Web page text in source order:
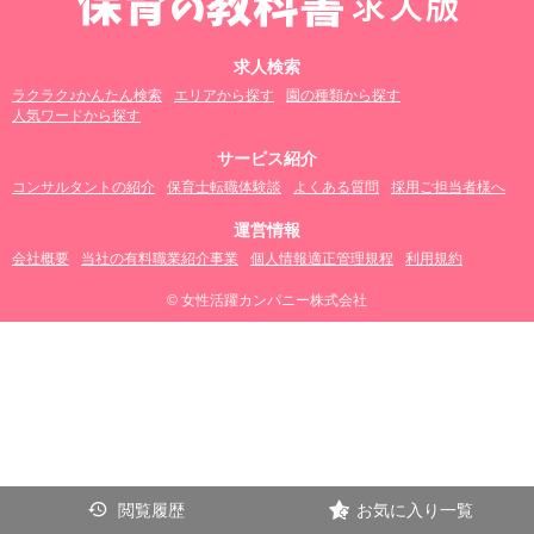
求人検索
ラクラク♪かんたん検索 エリアから探す
園の種類から探す
人気ワードから探す
サービス紹介
コンサルタントの紹介 保育士転職体験談 よくある質問 採用ご担当者様へ
運営情報
会社概要 当社の有料職業紹介事業 個人情報適正管理規程 利用規約
© 女性活躍カンパニー株式会社
閲覧履歴 お気に入り一覧